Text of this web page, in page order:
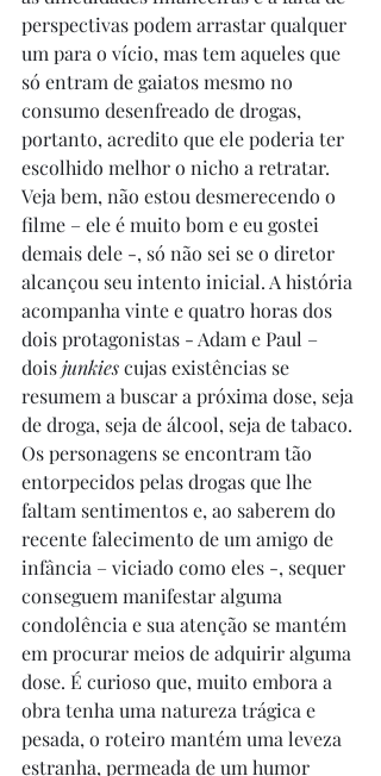
perspectivas podem arrastar qualquer
um para o vício, mas tem aqueles que
só entram de gaiatos mesmo no
consumo desenfreado de drogas,
portanto, acredito que ele poderia ter
escolhido melhor o nicho a retratar.
Veja bem, não estou desmerecendo o
filme – ele é muito bom e eu gostei
demais dele -, só não sei se o diretor
alcançou seu intento inicial. A história
acompanha vinte e quatro horas dos
dois protagonistas - Adam e Paul –
dois junkies cujas existências se
resumem a buscar a próxima dose, seja
de droga, seja de álcool, seja de tabaco.
Os personagens se encontram tão
entorpecidos pelas drogas que lhe
faltam sentimentos e, ao saberem do
recente falecimento de um amigo de
infância – viciado como eles -, sequer
conseguem manifestar alguma
condolência e sua atenção se mantém
em procurar meios de adquirir alguma
dose. É curioso que, muito embora a
obra tenha uma natureza trágica e
pesada, o roteiro mantém uma leveza
estranha, permeada de um humor